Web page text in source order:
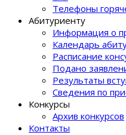
Телефоны
Абитуриенту
Информация о
Календарь
Расписание
Подано
Результаты
Сведения по
Конкурсы
Архив конкурсов
Контакты